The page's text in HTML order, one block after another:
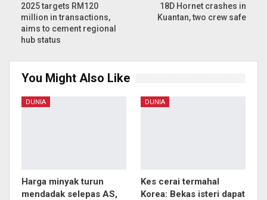
2025 targets RM120
million in transactions,
aims to cement regional
hub status
18D Hornet crashes in
Kuantan, two crew safe
You Might Also Like
DUNIA
Harga minyak turun
mendadak selepas AS,
DUNIA
Kes cerai termahal
Korea: Bekas isteri dapat